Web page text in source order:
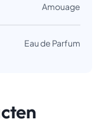
Amouage
Eau de Parfum